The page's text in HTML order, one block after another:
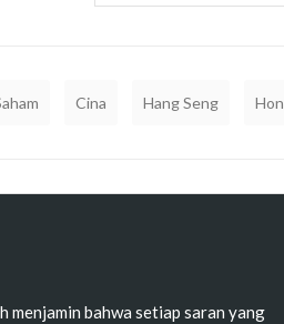
Cina Hang Seng
menjamin bahwa setiap saran yang